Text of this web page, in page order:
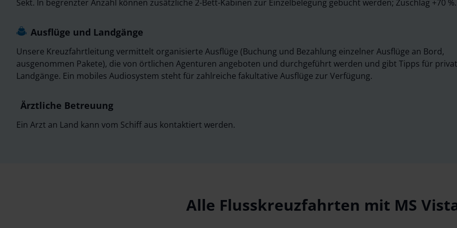
Sekt. In begrenzter Anzahl können zusätzliche 2-Bett-Kabinen zur Einzelbelegung gebucht werden; Zuschlag +70 %.
Ausflüge und Landgänge
Unsere Kreuzfahrtleitung vermittelt organisierte Ausflüge (Buchung und Bezahlung einzelner Ausflüge an Bord,
ausgenommen Pakete), die von örtlichen Agenturen angeboten und durchgeführt werden und gibt Tipps für
Landgänge. Ein mobiles Audiosystem steht für zahlreiche fakultative Ausflüge zur Verfügung.
Ärztliche Betreuung
Ein Arzt an Land kann vom Schiff aus kontaktiert werden.
Alle Flusskreuzfahrten mit MS